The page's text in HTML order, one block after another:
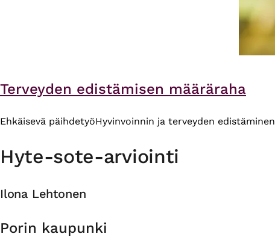
Terveyden edistämisen määräraha
Ehkäisevä päihdetyöHyvinvoinnin ja terveyden edistäminen
Hyte-sote-arviointi
Ilona Lehtonen
Organisaatio
Porin kaupunki